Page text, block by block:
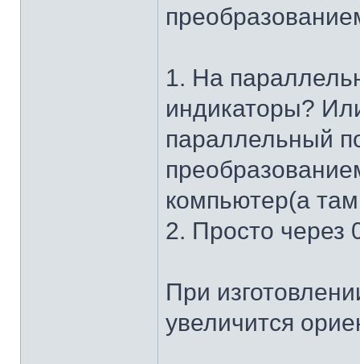
1. На
индикаторы?
параллельный
компьютер(а
2. Просто через
При
увеличится